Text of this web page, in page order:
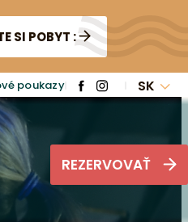
SI POBYT :
poukazy SK
REZERVOVAŤ